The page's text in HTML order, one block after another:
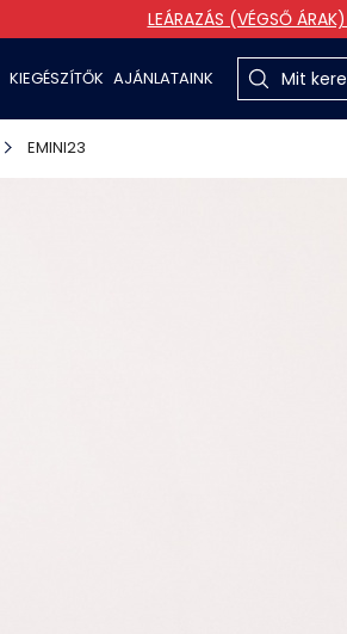
LEÁRAZÁS (VÉGSŐ
KIEGÉSZÍTŐK AJÁNLATAINK
EMINI23